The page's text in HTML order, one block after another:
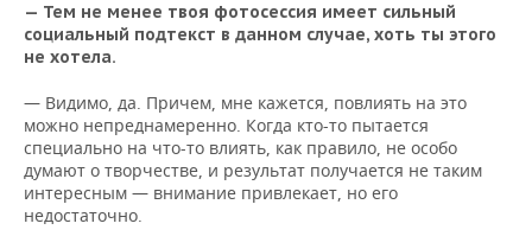
— Тем не менее твоя фотосессия имеет сильный
социальный подтекст в данном случае, хоть ты этого
не хотела.
— Видимо, да. Причем, мне кажется, повлиять на это
можно непреднамеренно. Когда кто-то пытается
специально на что-то влиять, как правило, не особо
думают о творчестве, и результат получается не таким
интересным — внимание привлекает, но его
недостаточно.